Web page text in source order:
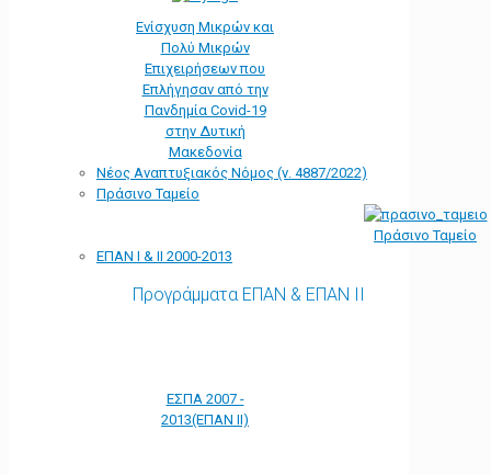
Ενίσχυση Μικρών και
Πολύ Μικρών
Επιχειρήσεων που
Επλήγησαν από την
Πανδημία Covid-19
στην Δυτική
Μακεδονία
Νέος Αναπτυξιακός Νόμος (ν. 4887/2022)
Πράσινο Ταμείο
Πράσινο Ταμείο
ΕΠΑΝ Ι & ΙΙ 2000-2013
Προγράμματα ΕΠΑΝ & ΕΠΑΝ ΙΙ
ΕΣΠΑ 2007 -
2013(ΕΠΑΝ ΙΙ)